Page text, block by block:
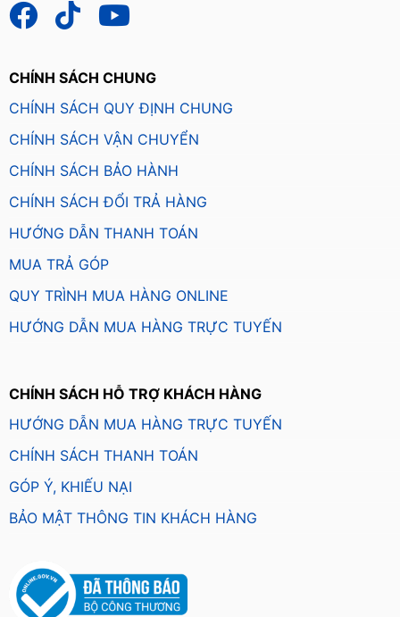
CHÍNH SÁCH CHUNG
CHÍNH SÁCH QUY ĐỊNH CHUNG
CHÍNH SÁCH VẬN CHUYỂN
CHÍNH SÁCH BẢO HÀNH
CHÍNH SÁCH ĐỔI TRẢ HÀNG
HƯỚNG DẪN THANH TOÁN
MUA TRẢ GÓP
QUY TRÌNH MUA HÀNG ONLINE
HƯỚNG DẪN MUA HÀNG TRỰC TUYẾN
CHÍNH SÁCH HỖ TRỢ KHÁCH HÀNG
HƯỚNG DẪN MUA HÀNG TRỰC TUYẾN
CHÍNH SÁCH THANH TOÁN
GÓP Ý, KHIẾU NẠI
BẢO MẬT THÔNG TIN KHÁCH HÀNG